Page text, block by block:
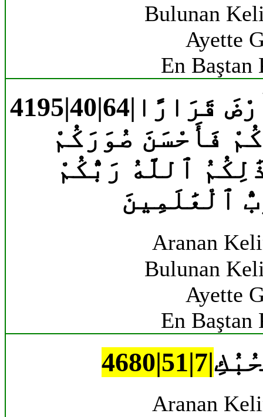
Bulunan
Ayette
En Baştan
قَرَارًا
فَأَحْسَنَ صُوَرَكُمْ
ٱللَّهُ رَبُّكُمْ
ٱلْعَٰلَمِينَ
Aranan
Bulunan
Ayette
En Baştan
Aranan